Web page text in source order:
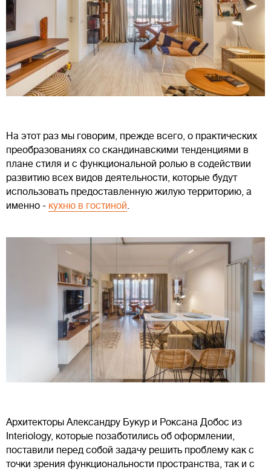
На этот раз мы говорим, прежде всего, о практических
преобразованиях со скандинавскими тенденциями в
плане стиля и с функциональной ролью в содействии
развитию всех видов деятельности, которые будут
использовать предоставленную жилую территорию, а
именно - кухню в гостиной.
Архитекторы Александру Букур и Роксана Добос из
Interiology, которые позаботились об оформлении,
поставили перед собой задачу решить проблему как с
точки зрения функциональности пространства, так и с